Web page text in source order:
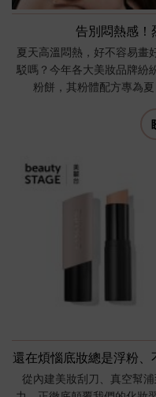
告別悶熱感！
夏天高溫悶熱，好不容易畫
駁嗎？今年各大美妝品牌紛
粉餅，其粉體配方專為
還在煩惱底妝總是浮粉、
現在的底妝不只
從內建美妝刮刀、真空幫